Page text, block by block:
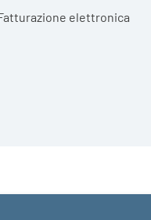
elettronica